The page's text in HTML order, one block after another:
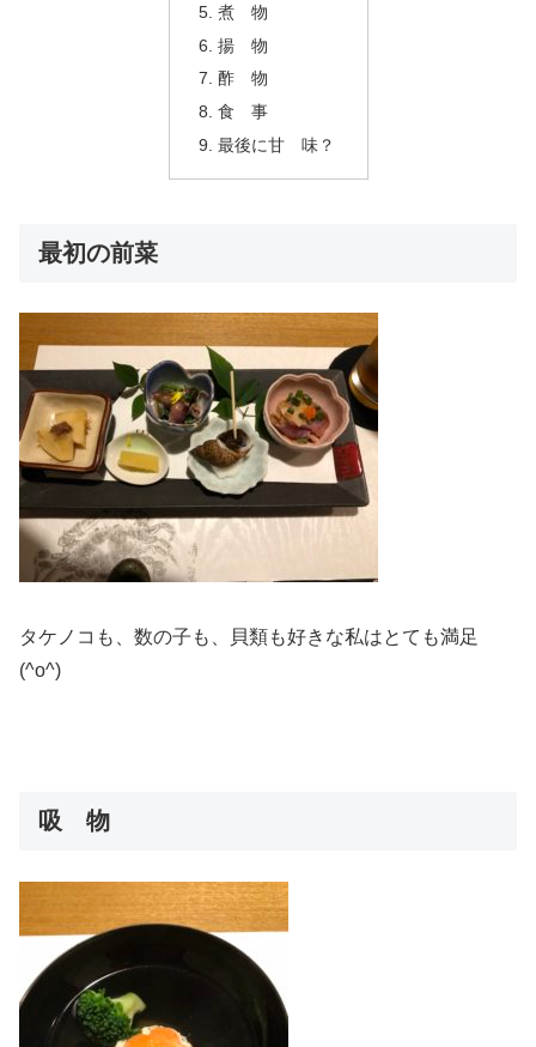
煮 物
揚 物
酢 物
食 事
最後に甘 味？
最初の前菜
タケノコも、数の子も、貝類も好きな私はとても満足
(^o^)
吸 物